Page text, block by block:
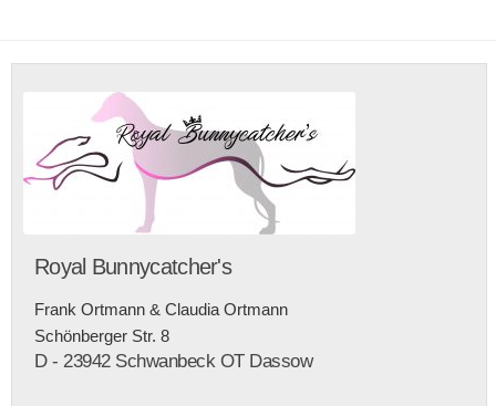
Royal Bunnycatcher's
Frank Ortmann & Claudia Ortmann
Schönberger Str. 8
D - 23942 Schwanbeck OT Dassow